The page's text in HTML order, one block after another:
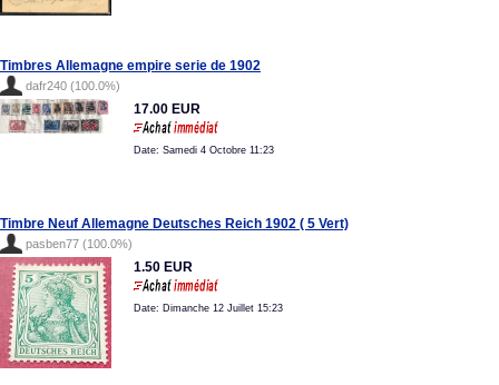
Timbres Allemagne empire serie de 1902
dafr240 (100.0%)
17.00 EUR
Date: Samedi 4 Octobre 11:23
Timbre Neuf Allemagne Deutsches Reich 1902 ( 5 Vert)
pasben77 (100.0%)
1.50 EUR
Date: Dimanche 12 Juillet 15:23